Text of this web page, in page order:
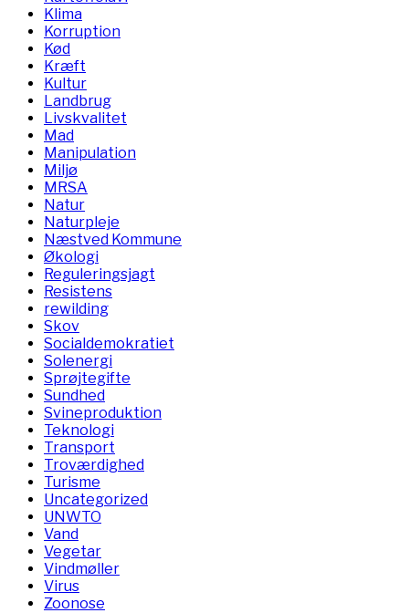
Klima
Korruption
Kød
Kræft
Kultur
Landbrug
Livskvalitet
Mad
Manipulation
Miljø
MRSA
Natur
Naturpleje
Næstved Kommune
Økologi
Reguleringsjagt
Resistens
rewilding
Skov
Socialdemokratiet
Solenergi
Sprøjtegifte
Sundhed
Svineproduktion
Teknologi
Transport
Troværdighed
Turisme
Uncategorized
UNWTO
Vand
Vegetar
Vindmøller
Virus
Zoonose